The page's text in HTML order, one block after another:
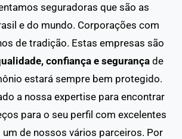
seguradoras que são as
e do mundo. Corporações com
de tradição. Estas empresas são
confiança e segurança de
estará sempre bem protegido.
a nossa expertise para encontrar
para o seu perfil com excelentes
de nossos vários parceiros. Por